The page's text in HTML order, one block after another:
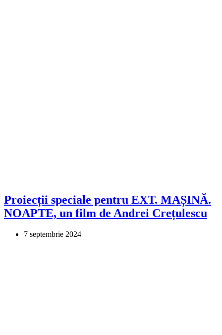
Proiecții speciale pentru EXT. MAȘINĂ.
NOAPTE, un film de Andrei Crețulescu
7 septembrie 2024